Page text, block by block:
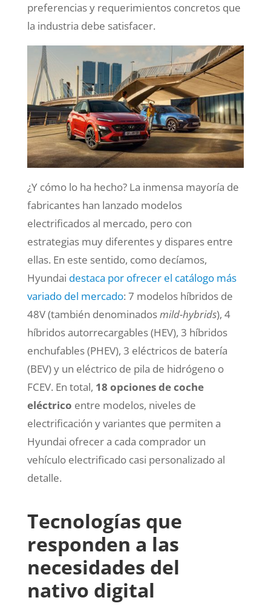
preferencias y requerimientos concretos que
la industria debe satisfacer.
¿Y cómo lo ha hecho? La inmensa mayoría de
fabricantes han lanzado modelos
electrificados al mercado, pero con
estrategias muy diferentes y dispares entre
ellas. En este sentido, como decíamos,
Hyundai destaca por ofrecer el catálogo más
variado del mercado: 7 modelos híbridos de
48V (también denominadosmild-hybrids), 4
híbridos autorrecargables (HEV), 3 híbridos
enchufables (PHEV), 3 eléctricos de batería
(BEV) y un eléctrico de pila de hidrógeno o
FCEV. En total, 18 opciones de coche
eléctrico entre modelos, niveles de
electrificación y variantes que permiten a
Hyundai ofrecer a cada comprador un
vehículo electrificado casi personalizado al
detalle.
Tecnologías que
responden a las
necesidades del
nativo digital